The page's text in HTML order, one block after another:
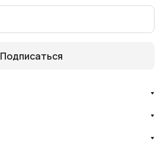
Подписаться